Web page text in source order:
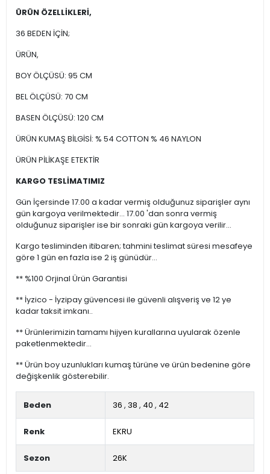
ÜRÜN ÖZELLİKLERİ,
36 BEDEN İÇİN;
ÜRÜN,
BOY ÖLÇÜSÜ: 95 CM
BEL ÖLÇÜSÜ: 70 CM
BASEN ÖLÇÜSÜ: 120 CM
ÜRÜN KUMAŞ BİLGİSİ: % 54 COTTON % 46 NAYLON
ÜRÜN PİLİKAŞE ETEKTİR
KARGO TESLİMATIMIZ
Gün İçersinde 17.00 a kadar vermiş olduğunuz siparişler aynı
gün kargoya verilmektedir... 17.00 'dan sonra vermiş
olduğunuz siparişler ise bir sonraki gün kargoya verilir...
Kargo tesliminden itibaren; tahmini teslimat süresi mesafeye
göre 1 gün en fazla ise 2 iş günüdür...
** %100 Orjinal Ürün Garantisi
** İyzico - İyzipay güvencesi ile güvenli alışveriş ve 12 ye
kadar taksit imkanı..
** Ürünlerimizin tamamı hijyen kurallarına uyularak özenle
paketlenmektedir...
** Ürün boy uzunlukları kumaş türüne ve ürün bedenine göre
değişkenlik gösterebilir.
Beden 36 , 38 , 40 , 42
Renk EKRU
Sezon 26K